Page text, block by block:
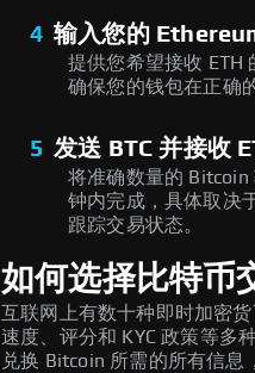
4 输入您的
提供您希望接收 ETH
确保您的钱包在正确
5 发送 BTC 并接收
将准确数量的 Bitcoin
钟内完成，具体取决
跟踪交易状态。
如何选择比特币
互联网上有数十种即时加密
速度、评分和 KYC 政策等多
兑换 Bitcoin 所需的所有信息